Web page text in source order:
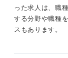
った求人は、職
する分野や職種
スもあります。